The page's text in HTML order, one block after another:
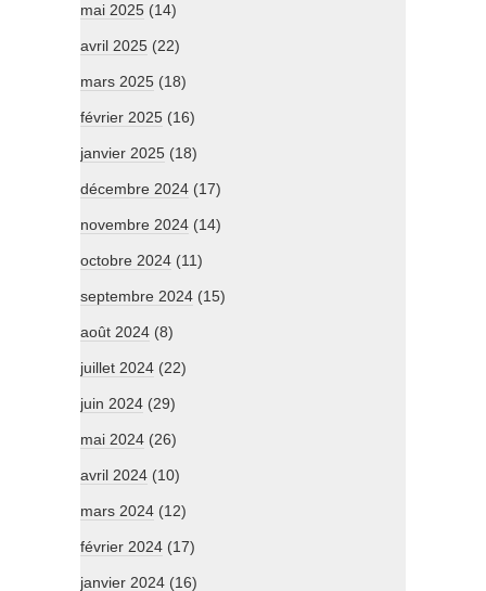
mai 2025 (14)
avril 2025 (22)
mars 2025 (18)
février 2025 (16)
janvier 2025 (18)
décembre 2024 (17)
novembre 2024 (14)
octobre 2024 (11)
septembre 2024 (15)
août 2024 (8)
juillet 2024 (22)
juin 2024 (29)
mai 2024 (26)
avril 2024 (10)
mars 2024 (12)
février 2024 (17)
janvier 2024 (16)